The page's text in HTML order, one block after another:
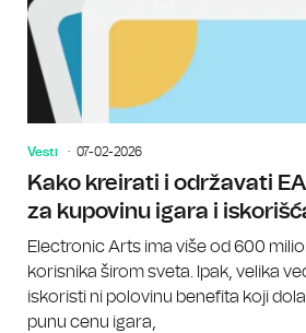
Vesti 07-02-2026
Kako kreirati i održavati
za kupovinu igara i
Electronic Arts ima više od 600
korisnika širom sveta. Ipak, velika
iskoristi ni polovinu benefita koji
punu cenu igara,